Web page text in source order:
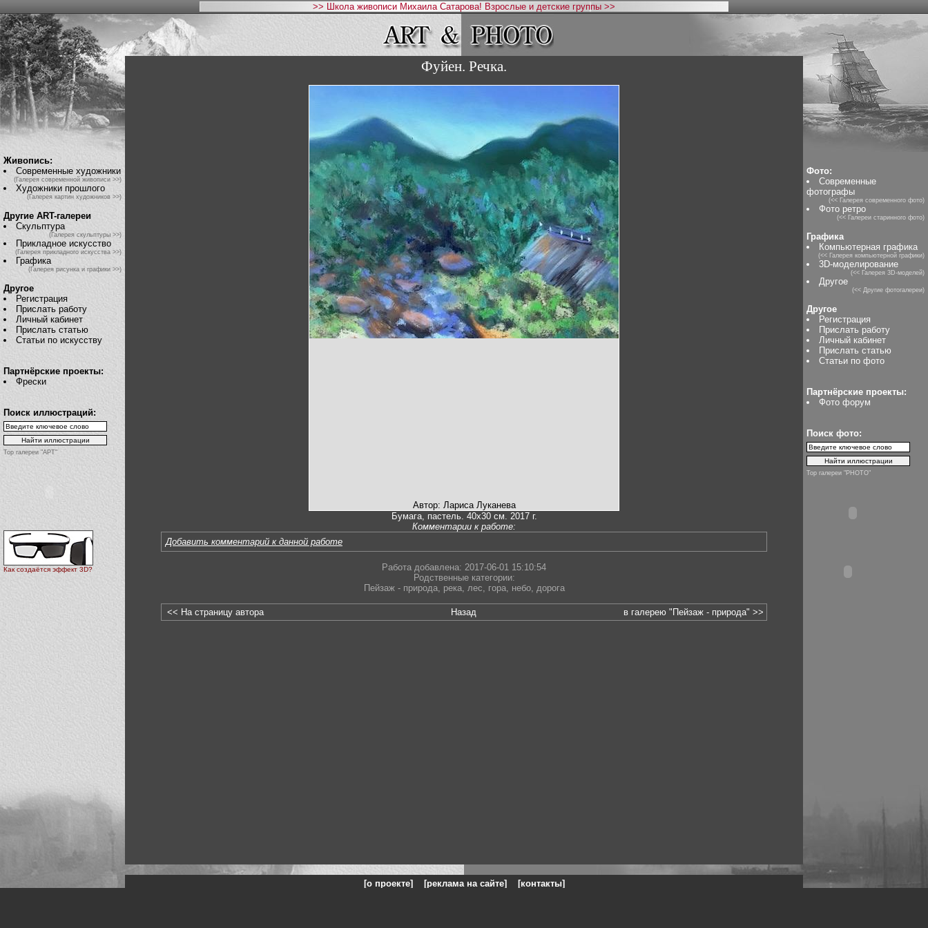
>> Школа живописи Михаила Сатарова! Взрослые и детские группы >>
Живопись:
Современные художники
(Галерея современной живописи >>)
Художники прошлого
(Галерея картин художников >>)
Другие ART-галереи
Скульптура
(Галерея скульптуры >>)
Прикладное искусство
(Галерея прикладного искусства >>)
Графика
(Галерея рисунка и графики >>)
Другое
Регистрация
Прислать работу
Личный кабинет
Прислать статью
Статьи по искусству
Партнёрские проекты:
Фрески
Поиск иллюстраций:
Top галереи "АРТ"
Как создаётся эффект 3D?
Фуйен. Речка.
Автор: Лариса Луканева
Бумага, пастель. 40х30 см. 2017 г.
Комментарии к работе:
Добавить комментарий к данной работе
Работа добавлена: 2017-06-01 15:10:54
Родственные категории:
Пейзаж - природа, река, лес, гора, небо, дорога
<< На страницу автора Назад в галерею "Пейзаж - природа" >>
Фото:
Современные
фотографы
(<< Галерея современного фото)
Фото ретро
(<< Галереи старинного фото)
Графика
Компьютерная графика
(<< Галерея компьютерной графики)
3D-моделирование
(<< Галерея 3D-моделей)
Другое
(<< Другие фотогалереи)
Другое
Регистрация
Прислать работу
Личный кабинет
Прислать статью
Статьи по фото
Партнёрские проекты:
Фото форум
Поиск фото:
Top галереи "PHOTO"
[о проекте] [реклама на сайте] [контакты]